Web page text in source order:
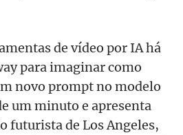
de vídeo por IA há
para imaginar como
novo prompt no modelo
um minuto e apresenta
futurista de Los Angeles,